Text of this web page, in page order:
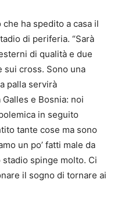
ha spedito a casa il
di periferia. “Sarà
di qualità e due
sui cross. Sono una
palla servirà
e Bosnia: noi
in seguito
tante cose ma sono
un po’ fatti male da
spinge molto. Ci
il sogno di tornare ai